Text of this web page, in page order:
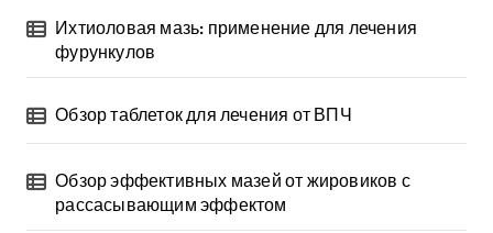
Ихтиоловая мазь: применение для лечения
фурункулов
Обзор таблеток для лечения от ВПЧ
Обзор эффективных мазей от жировиков с
рассасывающим эффектом